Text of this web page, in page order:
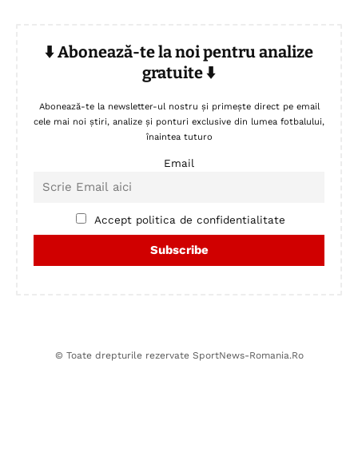
⬇️ Abonează-te la noi pentru analize
gratuite ⬇️
Abonează-te la newsletter-ul nostru și primește direct pe email
cele mai noi știri, analize și ponturi exclusive din lumea fotbalului,
înaintea tuturo
Email
Accept politica de confidentialitate
© Toate drepturile rezervate SportNews-Romania.Ro